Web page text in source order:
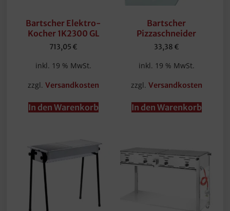
Bartscher Elektro-
Kocher 1K2300 GL
713,05 €
inkl. 19 % MwSt.
zzgl.Versandkosten
In den Warenkorb
Bartscher
Pizzaschneider
33,38 €
inkl. 19 % MwSt.
zzgl. Versandkosten
In den Warenkorb